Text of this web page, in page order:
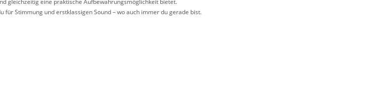
gleichzeitig eine praktische Aufbewahrungsmöglichkeit bietet.
Stimmung und erstklassigen Sound – wo auch immer du gerade bist.